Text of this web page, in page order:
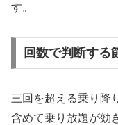
す。
回数で判断する
三回を超える乗り降
含めて乗り放題が効